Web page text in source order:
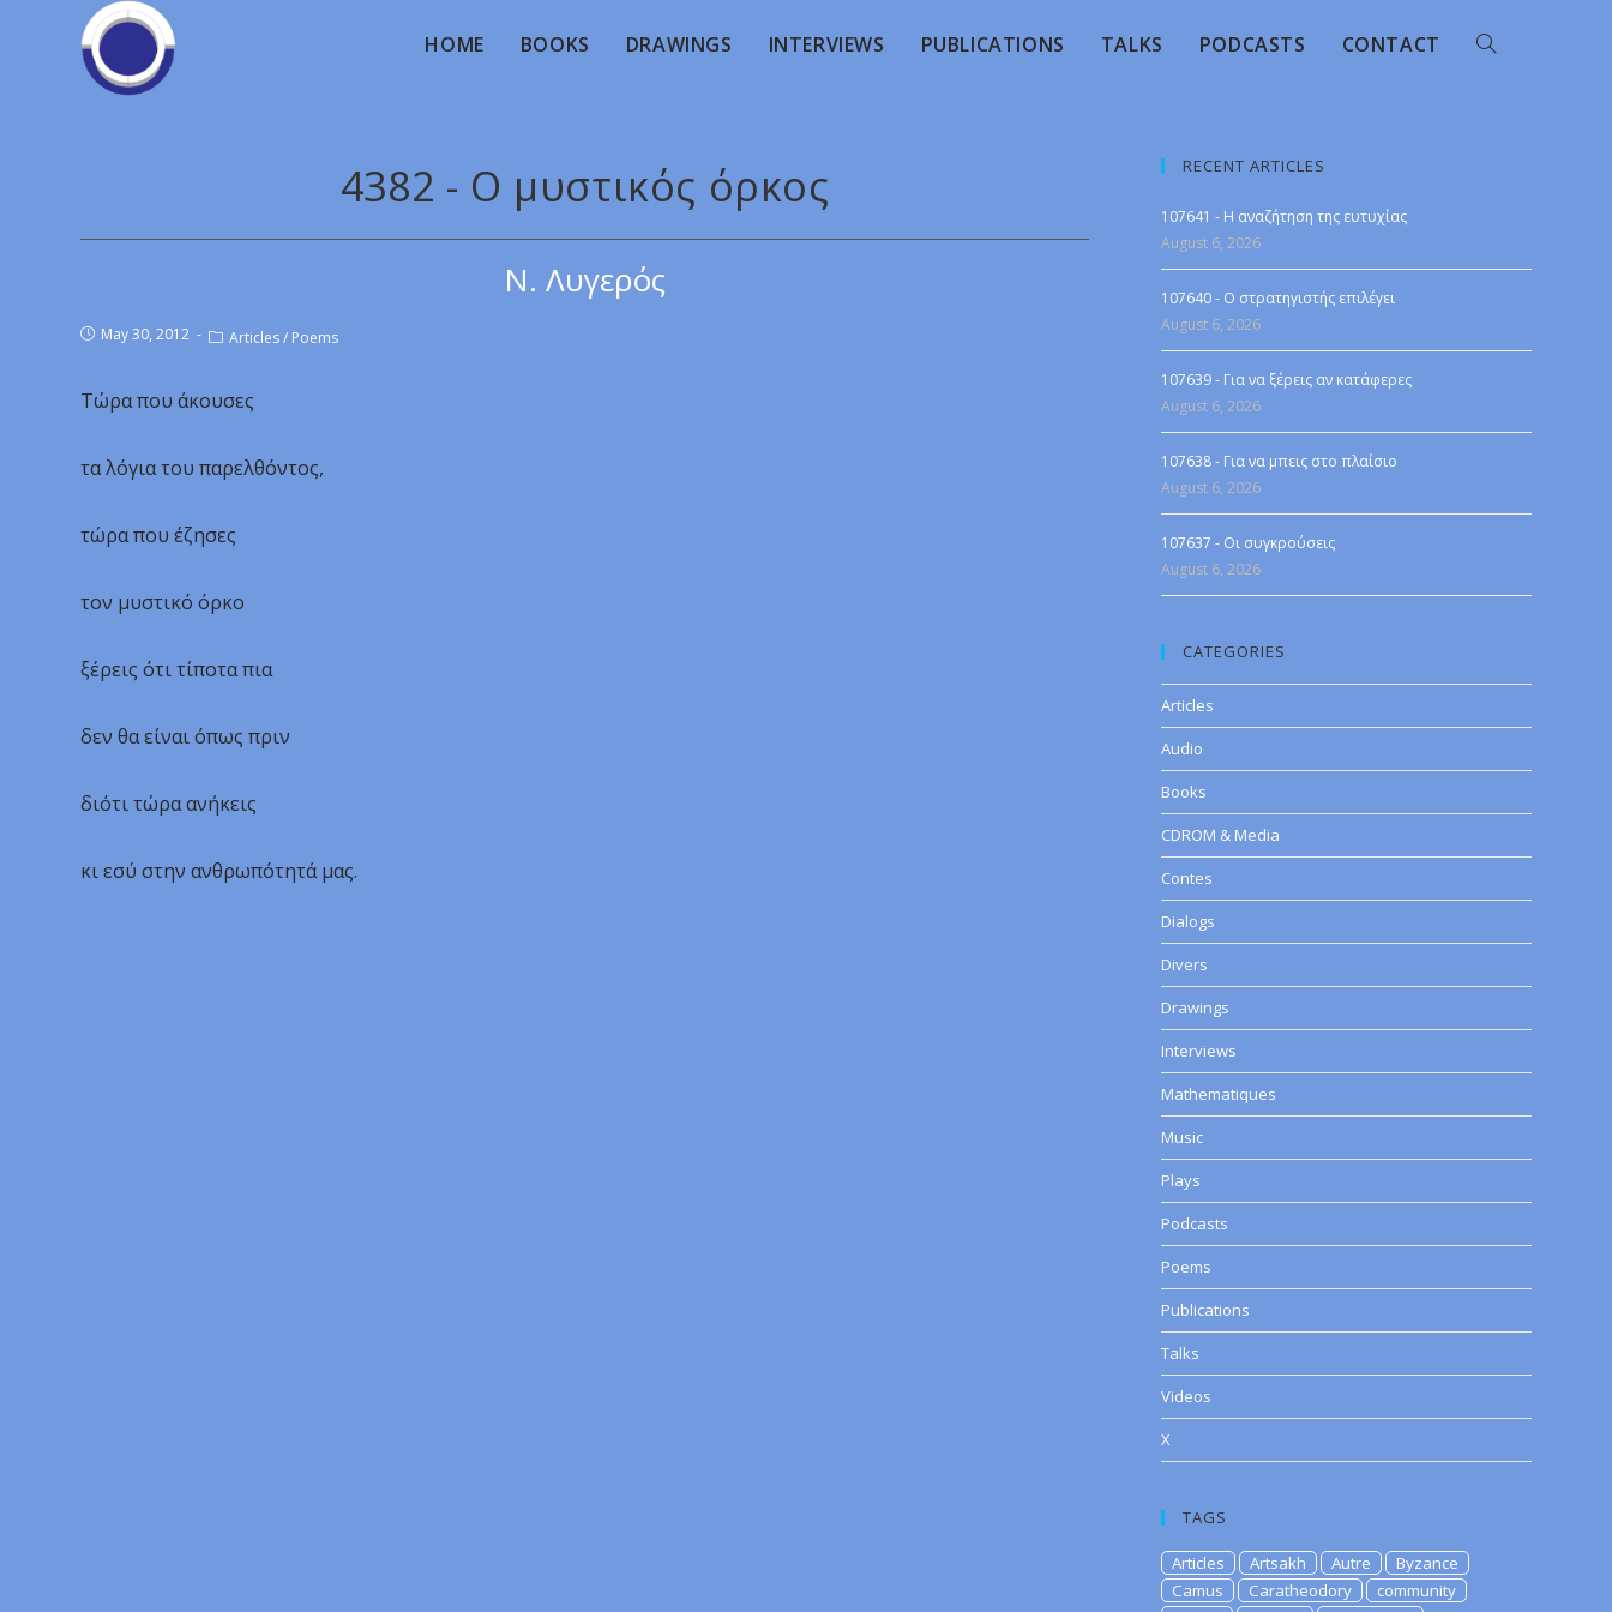
HOME BOOKS DRAWINGS INTERVIEWS PUBLICATIONS TALKS PODCASTS CONTACT
4382 - Ο μυστικός όρκος
Ν. Λυγερός
May 30, 2012 Articles/ Poems
Τώρα που άκουσες
τα λόγια του παρελθόντος,
τώρα που έζησες
τον μυστικό όρκο
ξέρεις ότι τίποτα πια
δεν θα είναι όπως πριν
διότι τώρα ανήκεις
κι εσύ στην ανθρωπότητά μας.
RECENT ARTICLES
107641 - Η αναζήτηση της ευτυχίας
August 6, 2026
107640 - Ο στρατηγιστής επιλέγει
August 6, 2026
107639 - Για να ξέρεις αν κατάφερες
August 6, 2026
107638 - Για να μπεις στο πλαίσιο
August 6, 2026
107637 - Οι συγκρούσεις
August 6, 2026
CATEGORIES
Articles
Audio
Books
CDROM & Media
Contes
Dialogs
Divers
Drawings
Interviews
Mathematiques
Music
Plays
Podcasts
Poems
Publications
Talks
Videos
X
TAGS
Articles Artsakh Autre
Byzance
Camus
Caratheodory
community